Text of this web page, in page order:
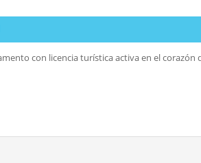
con licencia turística activa en el corazón